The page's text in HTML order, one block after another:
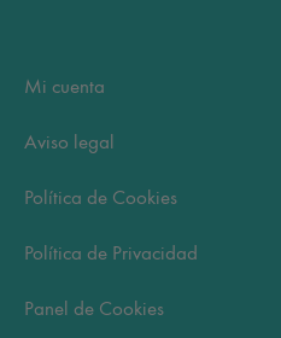
Mi cuenta
Aviso legal
Política de Cookies
Política de Privacidad
Panel de Cookies